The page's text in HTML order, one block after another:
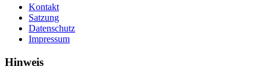
Kontakt
Satzung
Datenschutz
Impressum
Hinweis